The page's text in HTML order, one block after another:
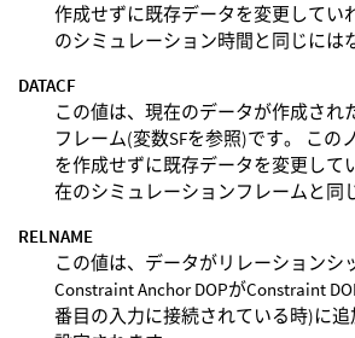
作成せずに既存データを変更してい
のシミュレーション時間と同じには
DATACF
この値は、現在のデータが作成され
フレーム(変数SFを参照)です。 この
を作成せずに既存データを変更して
在のシミュレーションフレームと同
RELNAME
この値は、データがリレーションシ
Constraint Anchor DOPがConstraint
番目の入力に接続されている時)に